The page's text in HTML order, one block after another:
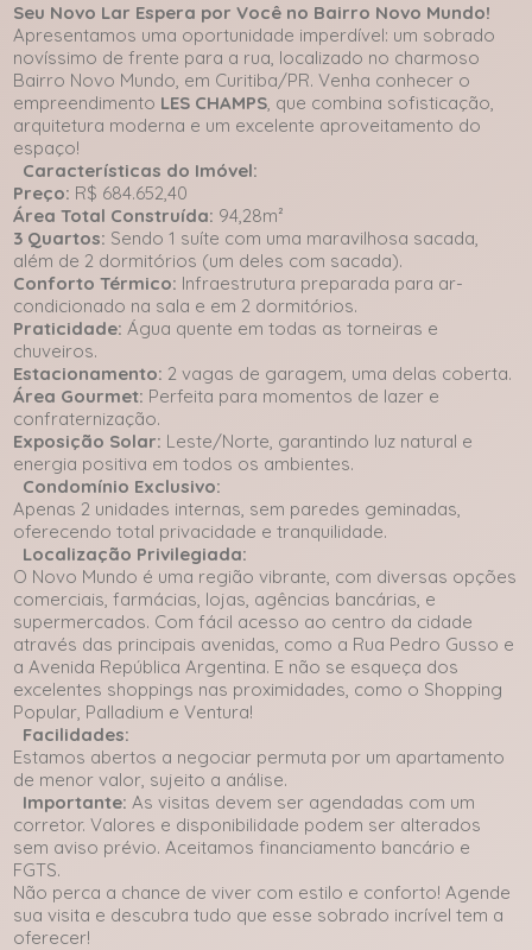
Seu Novo Lar Espera por Você no Bairro Novo Mundo!
Apresentamos uma oportunidade imperdível: um sobrado
novíssimo de frente para a rua, localizado no charmoso
Bairro Novo Mundo, em Curitiba/PR. Venha conhecer o
empreendimento LES CHAMPS, que combina sofisticação,
arquitetura moderna e um excelente aproveitamento do
espaço!
Características do Imóvel:
Preço: R$ 684.652,40
Área Total Construída: 94,28m²
3 Quartos: Sendo 1 suíte com uma maravilhosa sacada,
além de 2 dormitórios (um deles com sacada).
Conforto Térmico: Infraestrutura preparada para ar-
condicionado na sala e em 2 dormitórios.
Praticidade: Água quente em todas as torneiras e
chuveiros.
Estacionamento: 2 vagas de garagem, uma delas coberta.
Área Gourmet: Perfeita para momentos de lazer e
confraternização.
Exposição Solar: Leste/Norte, garantindo luz natural e
energia positiva em todos os ambientes.
Condomínio Exclusivo:
Apenas 2 unidades internas, sem paredes geminadas,
oferecendo total privacidade e tranquilidade.
Localização Privilegiada:
O Novo Mundo é uma região vibrante, com diversas opções
comerciais, farmácias, lojas, agências bancárias, e
supermercados. Com fácil acesso ao centro da cidade
através das principais avenidas, como a Rua Pedro Gusso e
a Avenida República Argentina. E não se esqueça dos
excelentes shoppings nas proximidades, como o Shopping
Popular, Palladium e Ventura!
Facilidades:
Estamos abertos a negociar permuta por um apartamento
de menor valor, sujeito a análise.
Importante: As visitas devem ser agendadas com um
corretor. Valores e disponibilidade podem ser alterados
sem aviso prévio. Aceitamos financiamento bancário e
FGTS.
Não perca a chance de viver com estilo e conforto! Agende
sua visita e descubra tudo que esse sobrado incrível tem a
oferecer!